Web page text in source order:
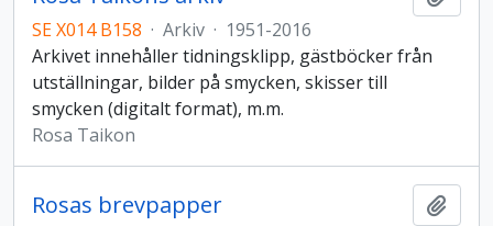
SE X014 B158 · Arkiv · 1951-2016
Arkivet innehåller tidningsklipp, gästböcker från
utställningar, bilder på smycken, skisser till
smycken (digitalt format), m.m.
Rosa Taikon
Rosas brevpapper